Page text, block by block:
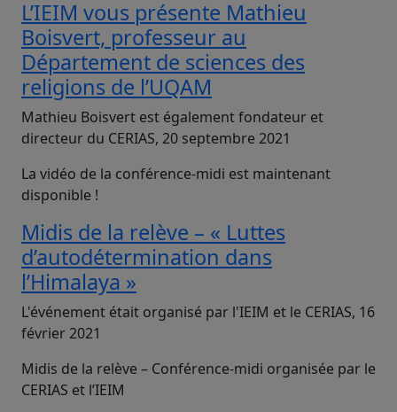
L’IEIM vous présente Mathieu
Boisvert, professeur au
Département de sciences des
religions de l’UQAM
Mathieu Boisvert est également fondateur et
directeur du CERIAS, 20 septembre 2021
La vidéo de la conférence-midi est maintenant
disponible !
Midis de la relève – « Luttes
d’autodétermination dans
l’Himalaya »
L'événement était organisé par l'IEIM et le CERIAS, 16
février 2021
Midis de la relève – Conférence-midi organisée par le
CERIAS et l’IEIM